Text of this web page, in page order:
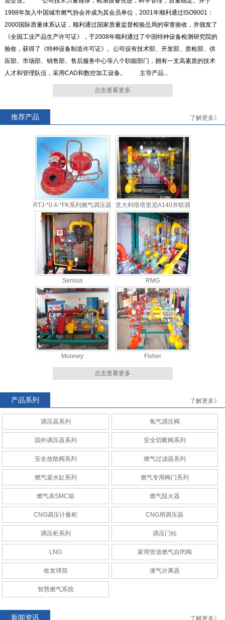
1998年加入中国城市燃气协会并成为其会员单位，2001年顺利通过ISO9001：
2000国际质量体系认证，顺利通过国家质量监督检验总局的审查验收，并颁发了
《全国工业产品生产许可证》，于2008年顺利通过了中国特种设备检测研究院的
验收，获得了《特种设备制造许可证》。公司设有技术部、开发部、质检部、供
应部、市场部、销售部、售后服务中心等八个职能部门，拥有一支高素质的技术
人才和管理队伍，采用CAD和数控加工设备。 主导产品...
点击查看更多
推荐产品 了解更多》
RTZ-*/0.4FQ系列燃气调压器 RTZ-*/0.4-*A系列燃气调压器
器
RTJ-*0.4-*FK系列燃气调压器
意大利塔塔里尼A140并联调
压柜
Sensus RMG
Mooney Fisher
AMCO RAQ安全切断阀系列
CNG调压计量柜 CNG调压计量站
CNG调压计量柜
点击查看更多
产品系列 了解更多》
调压器系列 氢气调压阀
国外调压器系列 安全切断阀系列
安全放散阀系列 燃气过滤器系列
燃气凝水缸系列 燃气专用阀门系列
燃气表SMC箱 燃气阻火器
CNG调压计量柜 CNG用调压器
调压柜系列 调压门站
LNG 家用管道燃气自闭阀
收发球筒 液气分离器
智慧燃气系统
新闻资讯 了解更多》